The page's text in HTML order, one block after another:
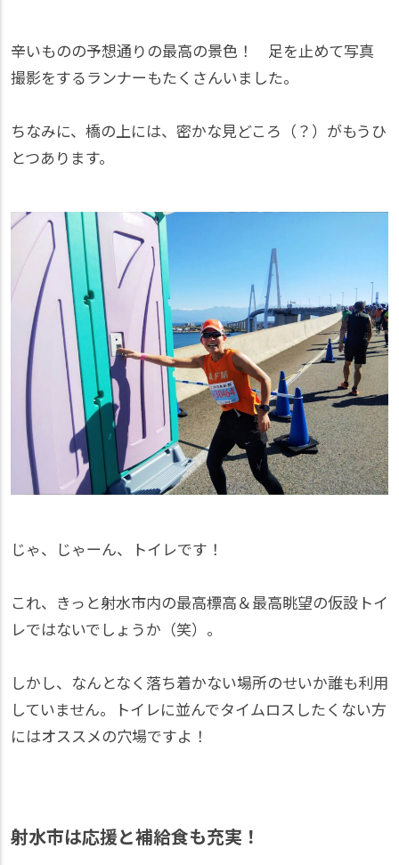
辛いものの予想通りの最高の景色！ 足を止めて写真
撮影をするランナーもたくさんいました。
ちなみに、橋の上には、密かな見どころ（？）がもうひ
とつあります。
じゃ、じゃーん、トイレです！
これ、きっと射水市内の最高標高＆最高眺望の仮設トイ
レではないでしょうか（笑）。
しかし、なんとなく落ち着かない場所のせいか誰も利用
していません。トイレに並んでタイムロスしたくない方
にはオススメの穴場ですよ！
射水市は応援と補給食も充実！